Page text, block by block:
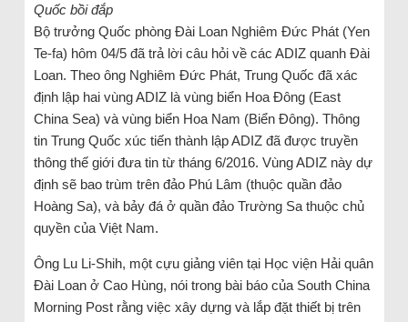
Quốc bồi đắp
Bộ trưởng Quốc phòng Đài Loan Nghiêm Đức Phát (Yen
Te-fa) hôm 04/5 đã trả lời câu hỏi về các ADIZ quanh Đài
Loan. Theo ông Nghiêm Đức Phát, Trung Quốc đã xác
định lập hai vùng ADIZ là vùng biển Hoa Đông (East
China Sea) và vùng biển Hoa Nam (Biển Đông). Thông
tin Trung Quốc xúc tiến thành lập ADIZ đã được truyền
thông thế giới đưa tin từ tháng 6/2016. Vùng ADIZ này dự
định sẽ bao trùm trên đảo Phú Lâm (thuộc quần đảo
Hoàng Sa), và bảy đá ở quần đảo Trường Sa thuộc chủ
quyền của Việt Nam.
Ông Lu Li-Shih, một cựu giảng viên tại Học viện Hải quân
Đài Loan ở Cao Hùng, nói trong bài báo của South China
Morning Post rằng việc xây dựng và lắp đặt thiết bị trên